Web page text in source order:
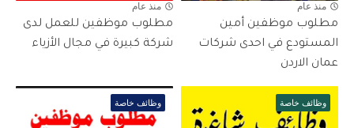
منذ عام
مطلوب موظفين أمين
المستودع في احدى شركات
عمان الاردن
منذ عام
مطلوب موظفين للعمل لدى
شركة كبيرة في مجال الأزياء
وظائف خاصة وظائف خاصة